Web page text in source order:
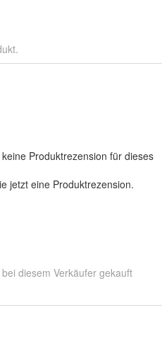
Produktrezension für dieses
jetzt eine Produktrezension.
diesem Verkäufer gekauft